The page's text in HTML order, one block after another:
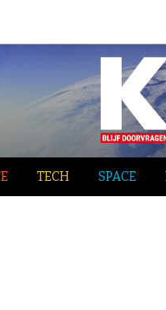
TECH SPACE